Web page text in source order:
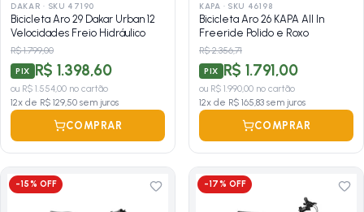
DAKAR · SKU 47190
Bicicleta Aro 29 Dakar Urban 12
Velocidades Freio Hidráulico
R$ 1.799,00
PIX R$ 1.398,60
ou R$ 1.554,00 no cartão
12x de R$ 129,50 sem juros
COMPRAR
KAPA · SKU 46198
Bicicleta Aro 26 KAPA All In
Freeride Polido e Roxo
R$ 2.356,71
PIX R$ 1.791,00
ou R$ 1.990,00 no cartão
12x de R$ 165,83 sem juros
COMPRAR
-15% OFF -17% OFF